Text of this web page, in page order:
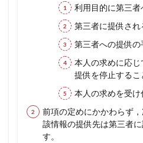
利用目的に第三者
第三者に提供され
第三者への提供
本人の求めに応
提供を停止するこ
本人の求めを受
前項の定めにかかわらず
該情報の提供先は第三者
す。